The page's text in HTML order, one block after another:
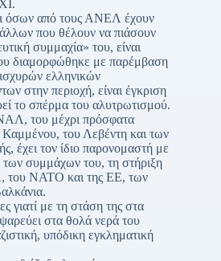
όσων από τους ΑΝΕΛ έχουν
που θέλουν να πιάσουν
συμμαχία» του, είναι
διαμορφώθηκε με παρέμβαση
ελληνικών
στην περιοχή, είναι έγκριση
το σπέρμα του αλυτρωτισμού.
του μέχρι πρόσφατα
του Λεβέντη και των
έχει τον ίδιο παρονομαστή με
συμμάχων του, τη στήριξη
του ΝΑΤΟ και της ΕΕ, των
γιατί με τη στάση της στα
στα θολά νερά του
υπόδικη εγκληματική